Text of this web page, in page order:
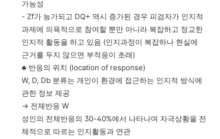
가능성
- Zf가 능가되고 DQ+ 역시 증가된 경우 피검자가 인지적
과제에 의욕적으로 참여할 뿐만 아니라 복잡하고 정교한
인지적 활동을 하고 있음 (인지과정이 복잡하나 현실에
근거를 두지 않으면 부적응이 초래)
♣ 반응의 위치 (location of response)
W, D, Db 분류는 개인이 환경에 접근하는 인지적 방식에
관한 정보 제공
→ 전체반응 W
성인의 전체반응의 30-40%에서 나타나며 자극상황을 전
체적으로 따르는 인지활동과 연관